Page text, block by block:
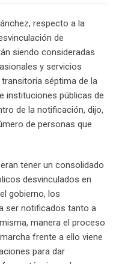
respecto a la
de
siendo consideradas
y servicios
séptima de la
instituciones públicas de
de la notificación, dijo,
de personas que
tener un consolidado
desvinculados en
gobierno, los
ser notificados tanto a
manera el proceso
frente a ello viene
para dar